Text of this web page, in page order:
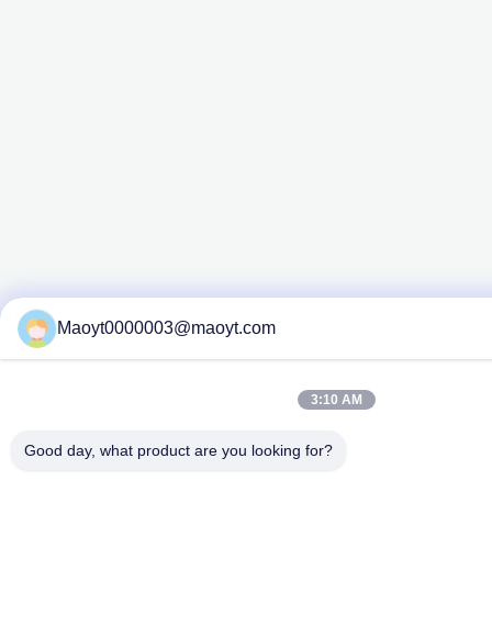
Maoyt0000003@maoyt.com
3:10 AM
Good day, what product are you looking for?